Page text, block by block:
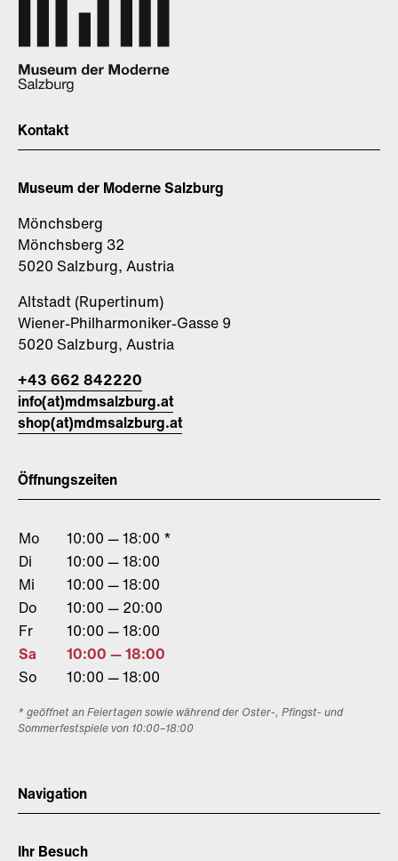
Kontakt
Museum der Moderne Salzburg
Mönchsberg
Mönchsberg 32
5020 Salzburg, Austria
Altstadt (Rupertinum)
Wiener-Philharmoniker-Gasse 9
5020 Salzburg, Austria
+43 662 842220
info(at)mdmsalzburg.at
shop(at)mdmsalzburg.at
Öffnungszeiten
Mo
10:00 — 18:00 *
Di
10:00 — 18:00
Mi
10:00 — 18:00
Do
10:00 — 20:00
Fr
10:00 — 18:00
Sa
10:00 — 18:00
So
10:00 — 18:00
* geöffnet an Feiertagen sowie während der Oster-, Pfingst- und
Sommerfestspiele von 10:00–18:00
Navigation
Ihr Besuch